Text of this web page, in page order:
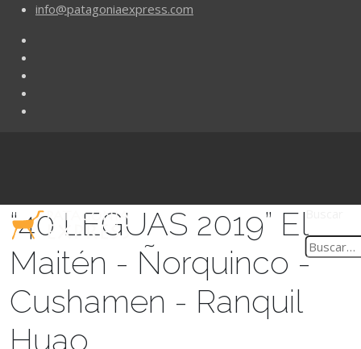
info@patagoniaexpress.com
“40 LEGUAS 2019” El
Maitén - Ñorquinco -
Cushamen - Ranquil
Huao